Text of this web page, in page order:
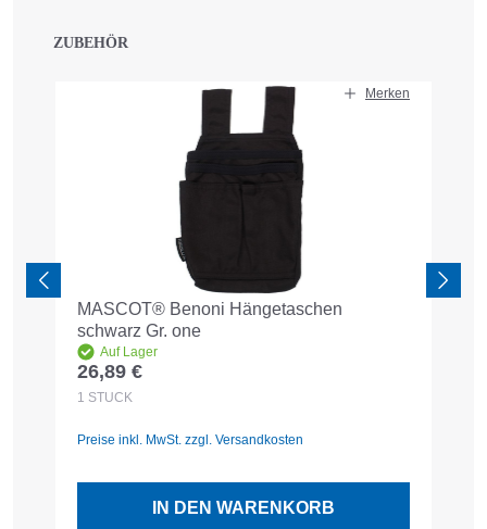
Produktgalerie überspringen
ZUBEHÖR
Merken
MASCOT® Benoni Hängetaschen
schwarz Gr. one
Auf Lager
Regulärer Preis:
26,89 €
1 STÜCK
Preise inkl. MwSt. zzgl. Versandkosten
IN DEN WARENKORB